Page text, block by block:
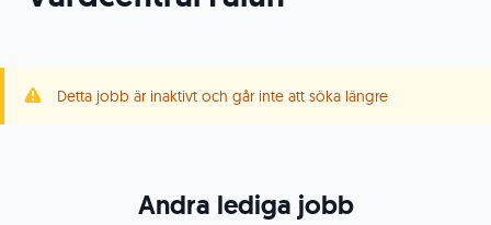
Detta jobb är inaktivt och går inte att söka längre
Andra lediga jobb